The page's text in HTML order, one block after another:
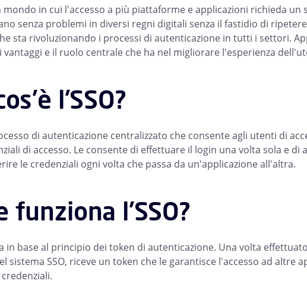
mondo in cui l'accesso a più piattaforme e applicazioni richieda un
senza problemi in diversi regni digitali senza il fastidio di
sta rivoluzionando i processi di autenticazione in tutti i settori.
vantaggi e il ruolo centrale che ha nel migliorare l'esperienza
l'SSO?
di autenticazione centralizzato che consente agli utenti di
di accesso. Le consente di effettuare il login una volta sola e di
le credenziali ogni volta che passa da un'applicazione all'altra.
funziona l'SSO?
in base al principio dei token di autenticazione. Una volta
sistema SSO, riceve un token che le garantisce l'accesso ad altre